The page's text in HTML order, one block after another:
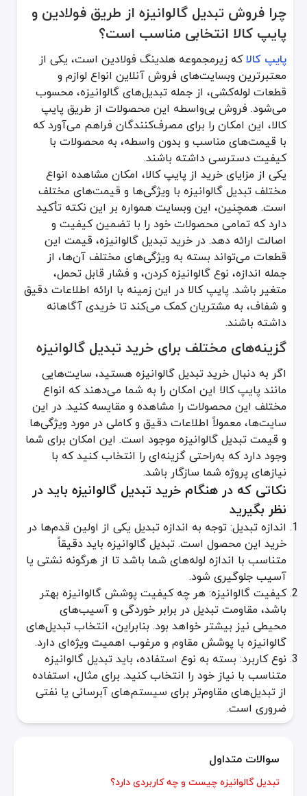
چرا فروش تبدیل گالوانیزه از طریق فولادین و
پایپ کالا انتخابی مناسب است؟
پایپ کالاکه زیرمجموعه هلدینگ فولادین است، یکی از
معتبرترین وبسایت‌های فروش آنلاین انواع لوازم و
قطعات لوله‌کشی، از جمله تبدیل‌های گالوانیزه، محسوب
می‌شود. فروش بی‌واسطه این محصولات از طریق پایپ
کالا، این امکان را برای مصرف‌کنندگان فراهم می‌آورد که
با قیمت‌های مناسب و بدون واسطه، به محصولات با
کیفیت دسترسی داشته باشند.
یکی از مزایای خرید از پایپ کالا، امکان مشاهده انواع
مختلف تبدیل گالوانیزه با ویژگی‌ها و قیمت‌های مختلف
است. همچنین، این وبسایت همواره بر این نکته تأکید
دارد که تمامی محصولات خود را با تضمین کیفیت و
اصالت ارائه دهد. در خرید تبدیل گالوانیزه، قیمت این
قطعات می‌تواند بسته به ویژگی‌های مختلف آن‌ها، از
جمله اندازه، نوع گالوانیزه کردن، و فشار قابل تحمل،
متغیر باشد. پایپ کالا در این زمینه با ارائه اطلاعات دقیق
و شفاف، به مشتریان کمک می‌کند تا خریدی آگاهانه
داشته باشند.
گزینه‌های مختلف برای خرید تبدیل گالوانیزه
اگر به دنبال خرید تبدیل گالوانیزه هستید، سایت‌هایی
مانند پایپ کالا این امکان را به شما می‌دهند که انواع
مختلف این محصولات را مشاهده و مقایسه کنید. در این
سایت‌ها، معمولاً اطلاعات دقیق و کاملی در مورد ویژگی‌ها
و قیمت تبدیل گالوانیزه موجود است. این امکان برای شما
وجود دارد که به‌راحتی گزینه‌ای را انتخاب کنید که با
نیازهای پروژه شما سازگار باشد.
نکاتی که در هنگام خرید تبدیل گالوانیزه باید در
نظر بگیرید
اندازه تبدیل: توجه به اندازه تبدیل یکی از اولین قدم‌ها در
خرید این محصول است. تبدیل گالوانیزه باید دقیقاً
متناسب با اندازه لوله‌های شما باشد تا از هرگونه نشتی یا
آسیب جلوگیری شود.
کیفیت گالوانیزه: هر چه کیفیت پوشش گالوانیزه بهتر
باشد، مقاومت تبدیل در برابر خوردگی و آسیب‌های
محیطی نیز بیشتر خواهد بود. بنابراین، انتخاب تبدیل‌های
گالوانیزه با پوشش مقاوم و مرغوب اهمیت ویژه‌ای دارد.
نوع کاربرد: بسته به نوع استفاده، باید تبدیل گالوانیزه
متناسب با نیاز خود را انتخاب کنید. برای مثال، استفاده
از تبدیل‌های مقاوم‌تر برای سیستم‌های آبرسانی یا نفتی
ضروری است.
سوالات متداول
تبدیل گالوانیزه چیست و چه کاربردی دارد؟